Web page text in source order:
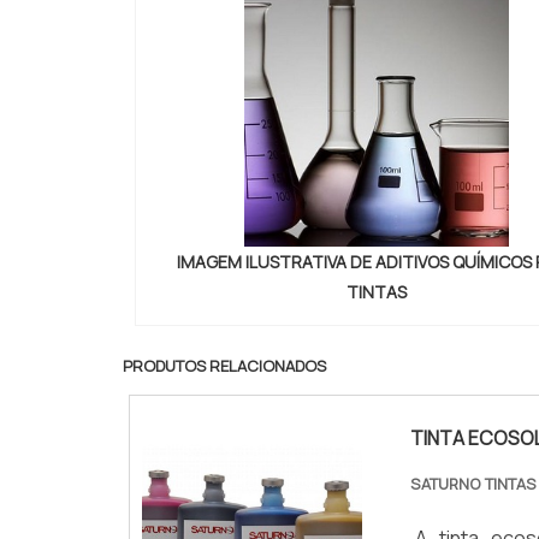
IMAGEM ILUSTRATIVA DE ADITIVOS QUÍMICOS
TINTAS
PRODUTOS RELACIONADOS
TINTA
SATURNO TINTAS